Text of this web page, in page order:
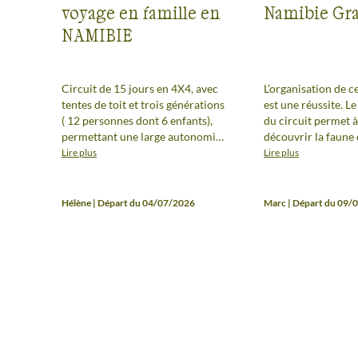
voyage en famille en
NAMIBIE
Circuit de 15 jours en 4X4, avec
tentes de toit et trois générations
( 12 personnes dont 6 enfants),
permettant une large autonomie,
souvenir inoubliable pour les
au niveau du circuit, et dans le
Lire plus
Hélène | Départ du 04/07/2026
Namibie
L’organisation de
est une réussite.
du circuit permet
découvrir la faune
bonnes conditions
des conditions
Lire plus
Marc | Départ du 09/